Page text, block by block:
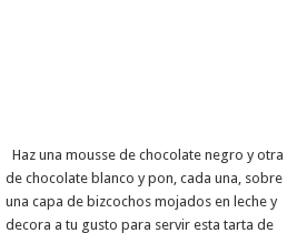
Haz una mousse de chocolate negro y otra
de chocolate blanco y pon, cada una, sobre
una capa de bizcochos mojados en leche y
decora a tu gusto para servir esta tarta de